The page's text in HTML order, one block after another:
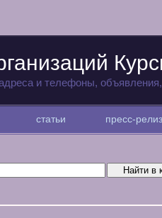
и телефоны,
статьи пресс-